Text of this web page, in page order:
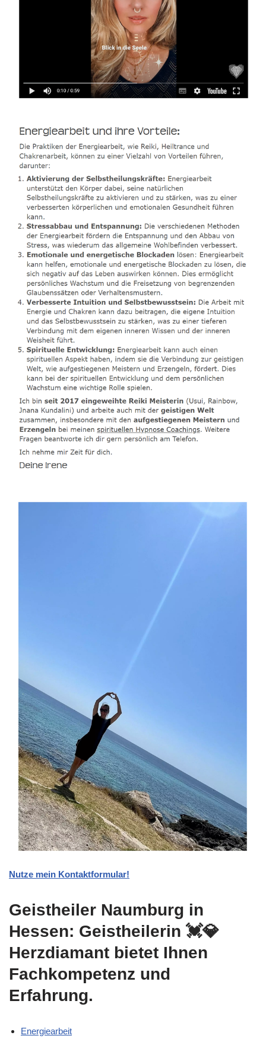
Nutze mein Kontaktformular!
Geistheiler Naumburg in
Hessen: Geistheilerin 💓️💎
Herzdiamant bietet Ihnen
Fachkompetenz und
Erfahrung.
Energiearbeit